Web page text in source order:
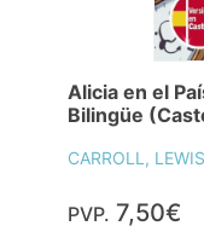
Alicia en el
Bilingüe
CARROLL, LEWIS
PVP. 7,50€